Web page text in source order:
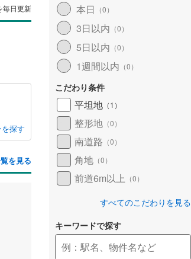
毎日更新
探す
を見る
本日 （0）
3日以内 （0）
5日以内 （0）
1週間以内 （0）
こだわり条件
平坦地 （1 ）
整形地 （0）
南道路 （0）
角地 （0）
前道6m以上 （0）
すべてのこだわりを見る
キーワードで探す